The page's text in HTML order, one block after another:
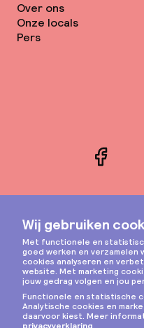
Over ons
Onze locals
Pers